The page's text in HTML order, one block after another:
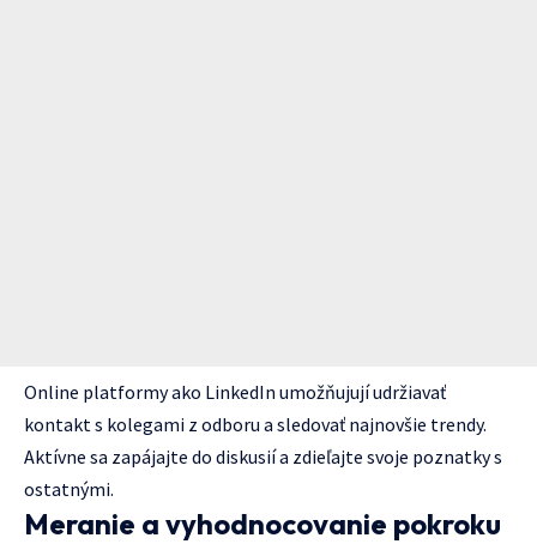
Online platformy ako LinkedIn umožňujují udržiavať
kontakt s kolegami z odboru a sledovať najnovšie trendy.
Aktívne sa zapájajte do diskusií a zdieľajte svoje poznatky s
ostatnými.
Meranie a vyhodnocovanie pokroku